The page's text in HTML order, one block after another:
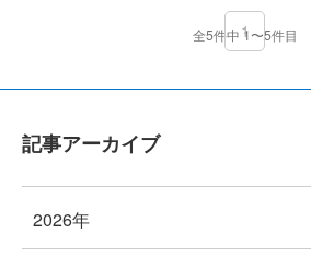
1
全5件中 1〜5件目
記事アーカイブ
2026年